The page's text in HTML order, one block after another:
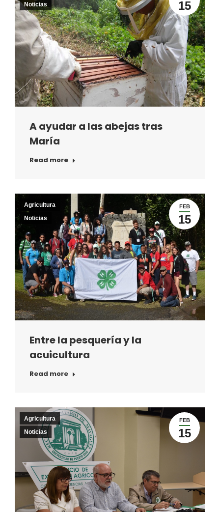
15
Noticias
A ayudar a las abejas tras
María
Read more
FEB
15
Agricultura
Noticias
Entre la pesquería y la
acuicultura
Read more
FEB
15
Agricultura
Noticias